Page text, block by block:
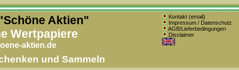
Aktien"
Wertpapiere
aktien.de
Kontakt (email)
Impressum / Datenschutz
AGB/Lieferbedingungen
Disclaimer
und Sammeln